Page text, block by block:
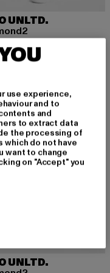
UNLTD.
prijs: EUR 37,79
UNLTD.
use experience,
and to
and
to extract data
the processing of
which do not have
want to change
on "Accept" you